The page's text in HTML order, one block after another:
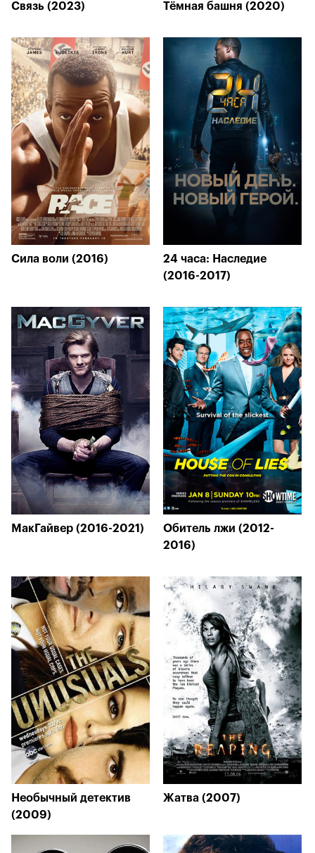
Связь (2023) Тёмная башня (2020)
Сила воли (2016)
24 часа: Наследие
(2016-2017)
МакГайвер (2016-2021)
Обитель лжи (2012-
2016)
Необычный детектив
(2009)
Жатва (2007)